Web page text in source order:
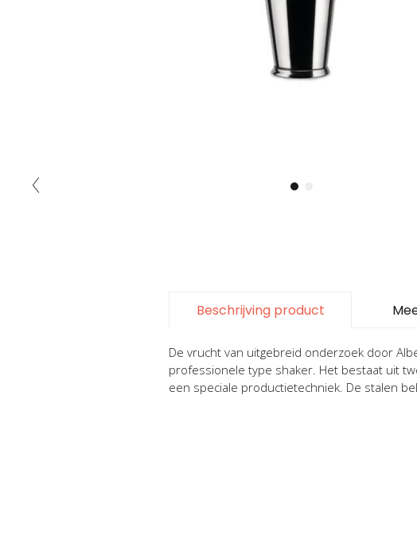
Beschrijving product
De vrucht van uitgebreid onderzoek door
professionele type shaker. Het bestaat uit
een speciale productietechniek. De stalen